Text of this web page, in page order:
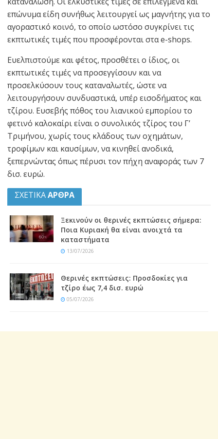
επώνυμα είδη συνήθως λειτουργεί ως μαγνήτης για το
αγοραστικό κοινό, το οποίο ωστόσο συγκρίνει τις
εκπτωτικές τιμές που προσφέρονται στα e-shops.
Ευελπιστούμε και φέτος, προσθέτει ο ίδιος, οι
εκπτωτικές τιμές να προσεγγίσουν και να
προσελκύσουν τους καταναλωτές, ώστε να
λειτουργήσουν συνδυαστικά, υπέρ εισοδήματος και
τζίρου. Ευσεβής πόθος του λιανικού εμπορίου το
φετινό καλοκαίρι είναι ο συνολικός τζίρος του Γ’
Τριμήνου, χωρίς τους κλάδους των οχημάτων,
τροφίμων και καυσίμων, να κινηθεί ανοδικά,
ξεπερνώντας όπως πέρυσι τον πήχη αναφοράς των 7
δισ. ευρώ.
ΣΧΕΤΙΚΑΑΡΘΡΑ
Ξεκινούν οι θερινές εκπτώσεις σήμερα:
Ποια Κυριακή θα είναι ανοιχτά τα
καταστήματα
13/07/2026
Θερινές εκπτώσεις: Προσδοκίες για
τζίρο έως 7,4 δισ. ευρώ
05/07/2026